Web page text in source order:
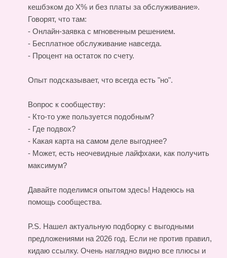
кешбэком до X% и без платы за обслуживание».
Говорят, что там:
- Онлайн-заявка с мгновенным решением.
- Бесплатное обслуживание навсегда.
- Процент на остаток по счету.
Опыт подсказывает, что всегда есть "но".
Вопрос к сообществу:
- Кто-то уже пользуется подобным?
- Где подвох?
- Какая карта на самом деле выгоднее?
- Может, есть неочевидные лайфхаки, как получить
максимум?
Давайте поделимся опытом здесь! Надеюсь на
помощь сообщества.
P.S. Нашел актуальную подборку с выгодными
предложениями на 2026 год. Если не против правил,
кидаю ссылку. Очень наглядно видно все плюсы и